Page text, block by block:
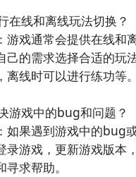
在线和离线玩法切换？
游戏通常会提供在线和
己的需求选择合适的玩
离线时可以进行练功等。
游戏中的bug和问题？
如果遇到游戏中的bug
录游戏，更新游戏版本
求帮助。